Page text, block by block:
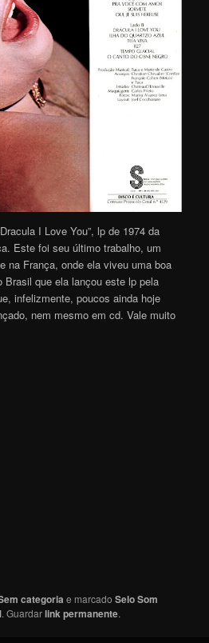
I Love You”, lp de 1974 da
Este foi seu último trabalho, um
na França, onde ela viveu uma boa
Brasil que ela lançou este lp pela
infelizmente, poucos ainda hoje
nem mesmo em cd. Vale muito
categoria e marcadoSelo Som
. Guardarlink permanente.